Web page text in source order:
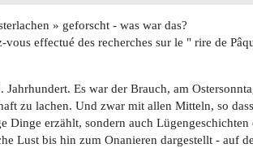
» geforscht - was war das?
effectué des recherches sur le " rire de
Jahrhundert. Es war der Brauch, am
zu lachen. Und zwar mit allen Mitteln, so
Dinge erzählt, sondern auch Lügengeschichten
Lust bis hin zum Onanieren dargestellt - auf